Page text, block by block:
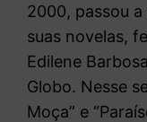
2000, passou
suas novelas,
Edilene
Globo. Nesse
Moça” e